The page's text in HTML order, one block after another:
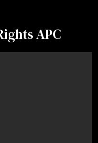
APC